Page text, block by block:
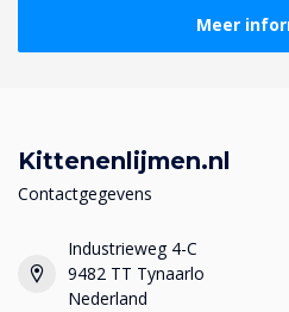
Meer
Kittenenlijmen.nl
Contactgegevens
Industrieweg 4-C
9482 TT Tynaarlo
Nederland